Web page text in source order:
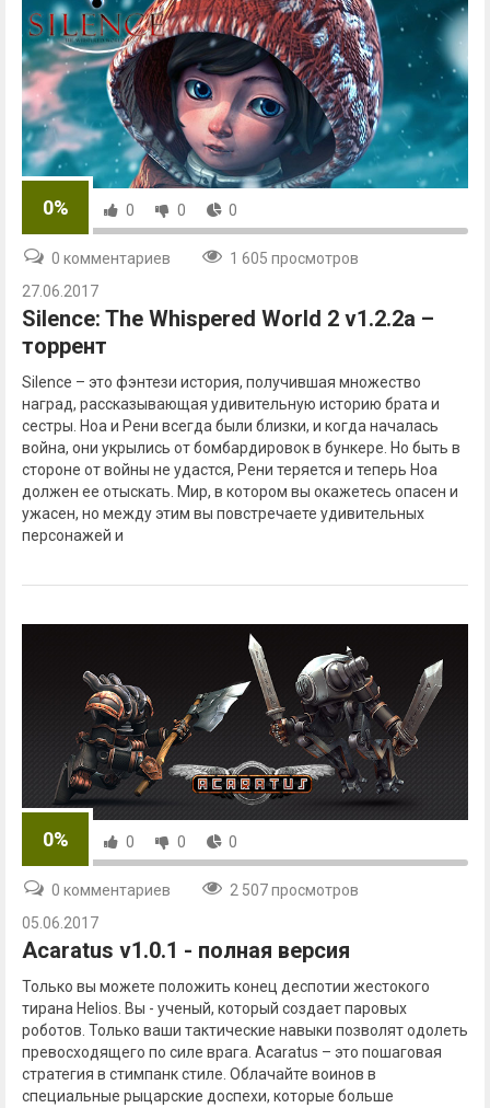
0% 0 0 0
0 комментариев
1 605 просмотров
27.06.2017
Silence: The Whispered World 2 v1.2.2a –
торрент
Silence – это фэнтези история, получившая множество
наград, рассказывающая удивительную историю брата и
сестры. Ноа и Рени всегда были близки, и когда началась
война, они укрылись от бомбардировок в бункере. Но быть в
стороне от войны не удастся, Рени теряется и теперь Ноа
должен ее отыскать. Мир, в котором вы окажетесь опасен и
ужасен, но между этим вы повстречаете удивительных
персонажей и
0% 0 0 0
0 комментариев
2 507 просмотров
05.06.2017
Acaratus v1.0.1 - полная версия
Только вы можете положить конец деспотии жестокого
тирана Helios. Вы - ученый, который создает паровых
роботов. Только ваши тактические навыки позволят одолеть
превосходящего по силе врага. Acaratus – это пошаговая
стратегия в стимпанк стиле. Облачайте воинов в
специальные рыцарские доспехи, которые больше